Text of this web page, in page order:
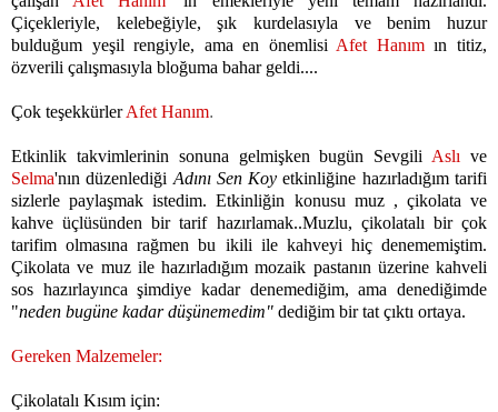
Çiçekleriyle, kelebeğiyle, şık kurdelasıyla ve benim huzur
bulduğum yeşil rengiyle, ama en önemlisi Afet Hanımın titiz,
özverili çalışmasıyla bloğuma bahar geldi....
Çok teşekkürlerAfet Hanım.
Etkinlik takvimlerinin sonuna gelmişken bugün Sevgili Aslı ve
Selma'nın düzenlediği Adını Sen Koy etkinliğine hazırladığım tarifi
sizlerle paylaşmak istedim. Etkinliğin konusu muz , çikolata ve
kahve üçlüsünden bir tarif hazırlamak..Muzlu, çikolatalı bir çok
tarifim olmasına rağmen bu ikili ile kahveyi hiç denememiştim.
Çikolata ve muz ile hazırladığım mozaik pastanın üzerine kahveli
sos hazırlayınca şimdiye kadar denemediğim, ama denediğimde
"neden bugüne kadar düşünemedim" dediğim bir tat çıktı ortaya.
Gereken Malzemeler:
Çikolatalı Kısım için: